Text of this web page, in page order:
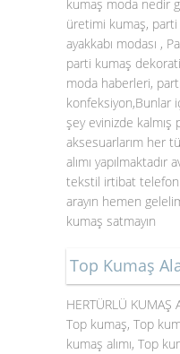
kumaş moda nedir
üretimi kumaş,
ayakkabı modası ,
parti kumaş
moda haberleri,
konfeksiyon,Bunlar
şey evinizde kalmış
aksesuarlarım her
alımı yapılmaktadır
tekstil irtibat telefon
arayın hemen
kumaş satmayın
Top Kumaş
HERTÜRLÜ
Top kumaş, Top
kumaş alımı, Top